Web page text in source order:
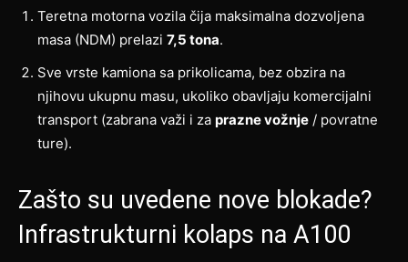
Teretna motorna vozila čija maksimalna dozvoljena
masa (NDM) prelazi 7,5 tona.
Sve vrste kamiona sa prikolicama, bez obzira na
njihovu ukupnu masu, ukoliko obavljaju komercijalni
transport (zabrana važi i za prazne vožnje / povratne
ture).
Zašto su uvedene nove blokade?
Infrastrukturni kolaps na A100